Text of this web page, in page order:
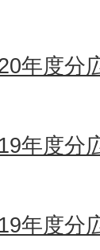
年度分
年度分
年度分